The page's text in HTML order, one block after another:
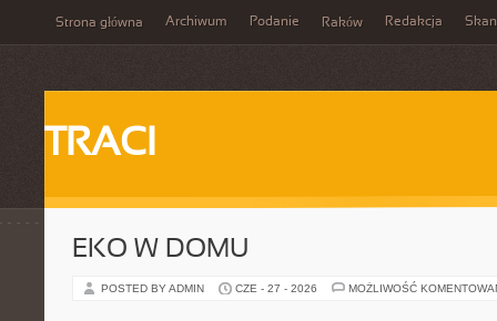
Strona główna Archiwum Podanie Raków Redakcja
TRACI
EKO W DOMU
POSTED BY ADMIN CZE - 27 - 2026 MOŻLIWOŚĆ